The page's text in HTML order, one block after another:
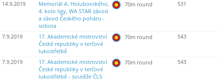
14.9.2019
Memoriál A. Holubovského,
4. kolo ligy, WA STAR závod
a závod Českého poháru -
sobota
70m round 531
7.9.2019
17. Akademické mistrovství
České republiky v terčové
lukostřelbě
70m round 543
7.9.2019
17. Akademické mistrovství
České republiky v terčové
lukostřelbě - soutěže ČLS
70m round 543